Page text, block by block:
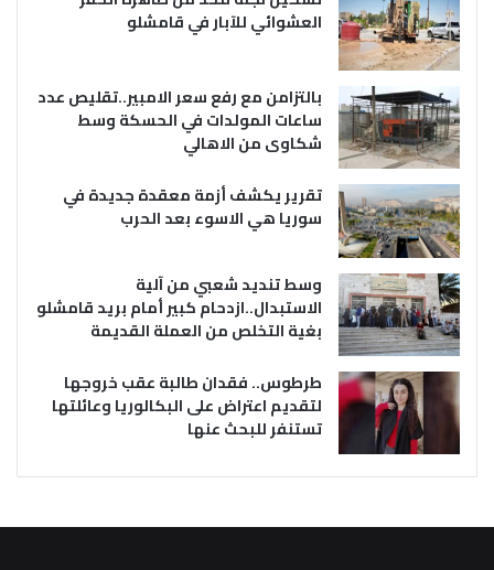
العشوائي للآبار في قامشلو
بالتزامن مع رفع سعر الامبير..تقليص عدد
ساعات المولدات في الحسكة وسط
شكاوى من الاهالي
تقرير يكشف أزمة معقدة جديدة في
سوريا هي الاسوء بعد الحرب
وسط تنديد شعبي من آلية
الاستبدال..ازدحام كبير أمام بريد قامشلو
بغية التخلص من العملة القديمة
طرطوس.. فقدان طالبة عقب خروجها
لتقديم اعتراض على البكالوريا وعائلتها
تستنفر للبحث عنها